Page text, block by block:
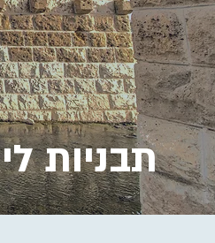
תבניות